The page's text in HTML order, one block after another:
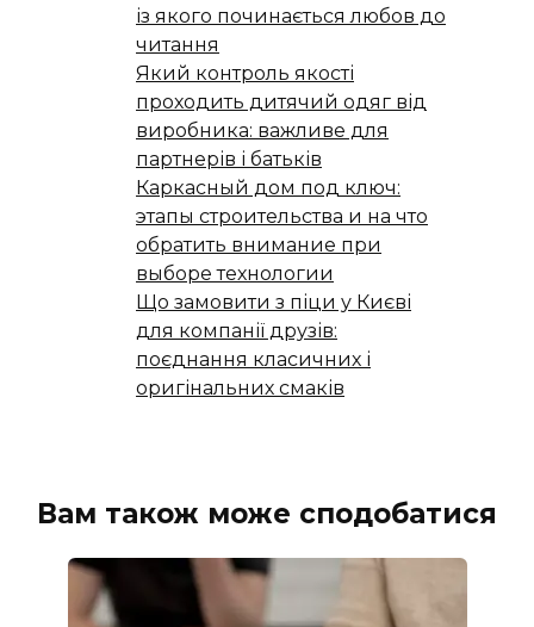
із якого починається любов до
читання
Який контроль якості
проходить дитячий одяг від
виробника: важливе для
партнерів і батьків
Каркасный дом под ключ:
этапы строительства и на что
обратить внимание при
выборе технологии
Що замовити з піци у Києві
для компанії друзів:
поєднання класичних і
оригінальних смаків
Вам також може сподобатися